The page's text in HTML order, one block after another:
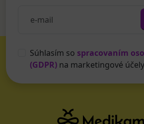
Súhlasím so spracovaním
(GDPR) na marketingové účely